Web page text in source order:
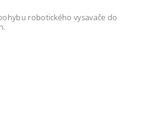
robotického vysavače do